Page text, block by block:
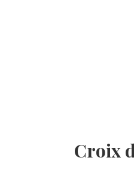
Croix